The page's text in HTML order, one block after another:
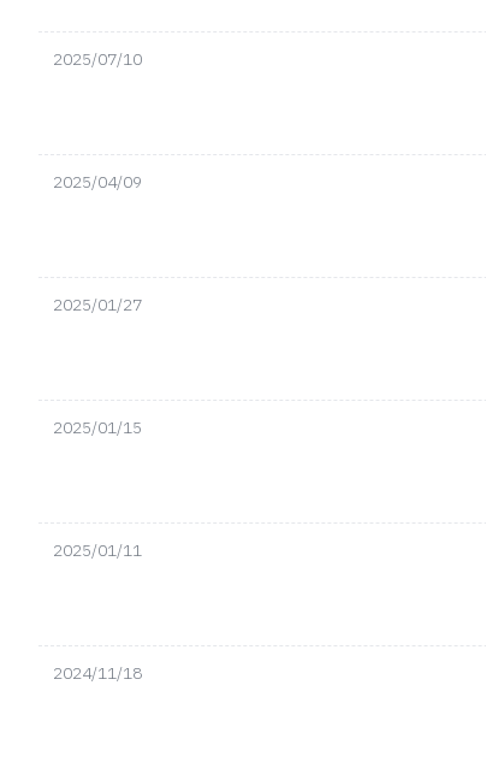
2025/07/10
2025/04/09
2025/01/27
2025/01/15
2025/01/11
2024/11/18